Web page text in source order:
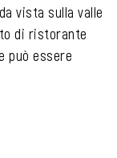
vista sulla valle
di ristorante
può essere